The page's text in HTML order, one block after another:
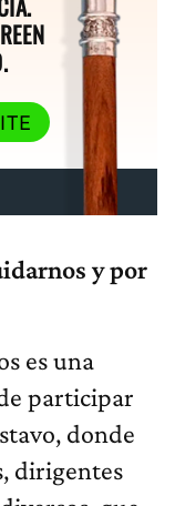
y por
es una
participar
donde
dirigentes